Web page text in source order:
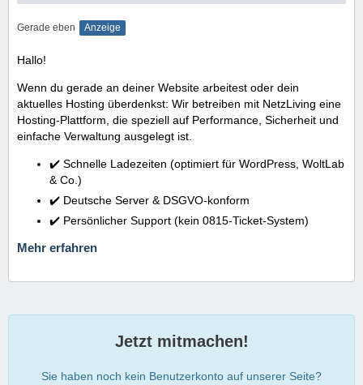
Gerade eben Anzeige
Hallo!
Wenn du gerade an deiner Website arbeitest oder dein
aktuelles Hosting überdenkst: Wir betreiben mit NetzLiving eine
Hosting-Plattform, die speziell auf Performance, Sicherheit und
einfache Verwaltung ausgelegt ist.
✔️ Schnelle Ladezeiten (optimiert für WordPress, WoltLab
& Co.)
✔️ Deutsche Server & DSGVO-konform
✔️ Persönlicher Support (kein 0815-Ticket-System)
Mehr erfahren
Jetzt mitmachen!
Sie haben noch kein Benutzerkonto auf unserer Seite?